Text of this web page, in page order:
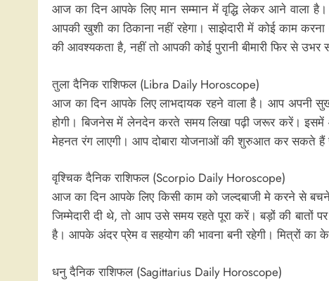
आज का दिन आपके लिए मान सम्मान में वृद्धि लेकर आने वाला
आपकी खुशी का ठिकाना नहीं रहेगा। साझेदारी में कोई काम
की आवश्यकता है, नहीं तो आपकी कोई पुरानी बीमारी फिर से उभर
तुला दैनिक राशिफल (Libra Daily Horoscope)
आज का दिन आपके लिए लाभदायक रहने वाला है। आप अपनी
होगी। बिजनेस में लेनदेन करते समय लिखा पढ़ी जरूर करें। इसमें
मेहनत रंग लाएगी। आप दोबारा योजनाओं की शुरुआत कर सकते हैं
वृश्चिक दैनिक राशिफल (Scorpio Daily Horoscope)
आज का दिन आपके लिए किसी काम को जल्दबाजी मे करने से बचने
जिम्मेदारी दी थे, तो आप उसे समय रहते पूरा करें। बड़ों की बातों
है। आपके अंदर प्रेम व सहयोग की भावना बनी रहेगी। मित्रों का
धनु दैनिक राशिफल (Sagittarius Daily Horoscope)